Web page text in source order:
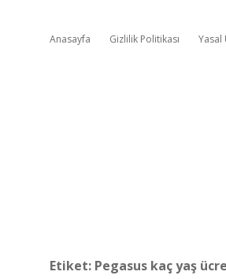
Anasayfa Gizlilik Politikası Yasal
Etiket: Pegasus kaç yaş